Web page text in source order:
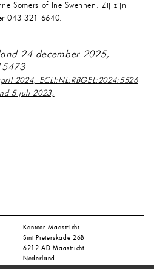
Somers of Ine Swennen . Zij zijn
043 321 6640.
24 december 2025,
2024, ECLI:NL:RBGEL:2024:5526
5 juli 2023,
Kantoor Maastricht
Sint Pieterskade 26B
6212 AD Maastricht
Nederland